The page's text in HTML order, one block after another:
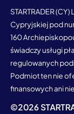
STARTRADER
Cypryjskiej pod
160
świadczy usługi
regulowanych
Podmiot ten nie
finansowych ani
©2026